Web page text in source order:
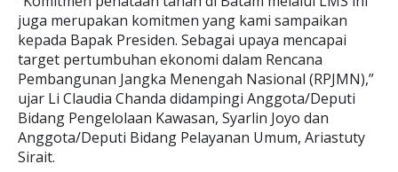
juga merupakan komitmen yang kami sampaikan
kepada Bapak Presiden. Sebagai upaya mencapai
target pertumbuhan ekonomi dalam Rencana
Pembangunan Jangka Menengah Nasional (RPJMN),”
ujar Li Claudia Chanda didampingi Anggota/Deputi
Bidang Pengelolaan Kawasan, Syarlin Joyo dan
Anggota/Deputi Bidang Pelayanan Umum, Ariastuty
Sirait.